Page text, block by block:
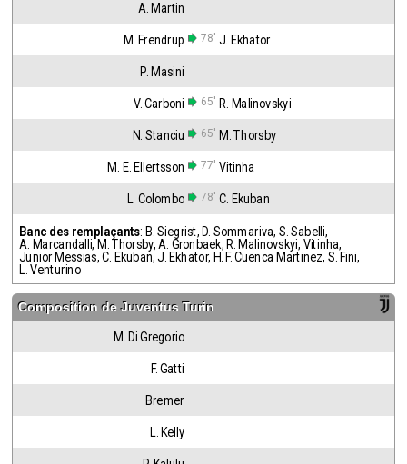
A. Martin
M. Frendrup 78' J. Ekhator
P. Masini
V. Carboni 65' R. Malinovskyi
N. Stanciu 65' M. Thorsby
M. E. Ellertsson 77' Vitinha
L. Colombo 78' C. Ekuban
Banc des remplaçants: B. Siegrist, D. Sommariva, S. Sabelli,
A. Marcandalli, M. Thorsby, A. Gronbaek, R. Malinovskyi, Vitinha,
Junior Messias,C. Ekuban,J. Ekhator, H. F. Cuenca Martinez, S. Fini,
L. Venturino
Composition deJuventus Turin
M. Di Gregorio
F. Gatti
Bremer
L. Kelly